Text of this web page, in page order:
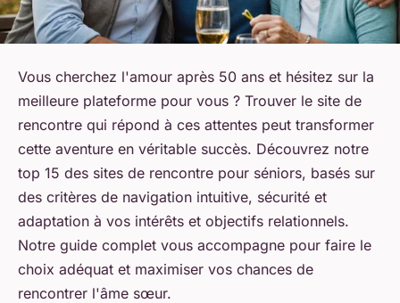
Vous cherchez l'amour après 50 ans et hésitez sur la
meilleure plateforme pour vous ? Trouver le site de
rencontre qui répond à ces attentes peut transformer
cette aventure en véritable succès. Découvrez notre
top 15 des sites de rencontre pour séniors, basés sur
des critères de navigation intuitive, sécurité et
adaptation à vos intérêts et objectifs relationnels.
Notre guide complet vous accompagne pour faire le
choix adéquat et maximiser vos chances de
rencontrer l'âme sœur.